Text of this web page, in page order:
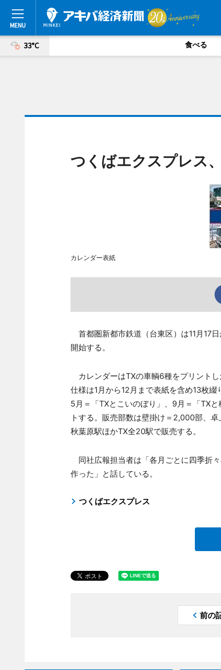
33°C 食べる
つくばエクスプレス
カレンダー表紙
首都圏新都市鉄道（台東区）は11月17
開始する。
カレンダーはTXの車輌6種をプリント
仕様は1月から12月まで表紙を含め13枚
5月＝「TXとこいのぼり」、9月＝「TX
トする。販売部数は壁掛け＝2,000部、
秋葉原駅ほかTX全20駅で販売する。
同社広報担当者は「各月ごとに四季折
作った」と話している。
つくばエクスプレス
前の